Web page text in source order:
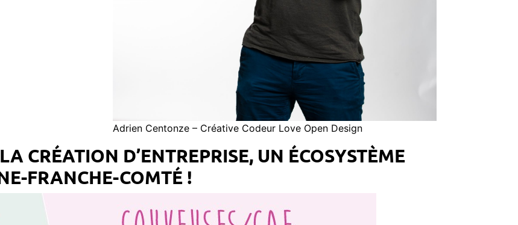
Adrien Centonze – Créative Codeur Love Open Design
CRÉATION D’ENTREPRISE, UN ÉCOSYSTÈME
FRANCHE-COMTÉ !